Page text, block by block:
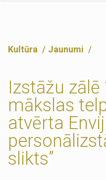
Kultūra Jaunumi
Izstāžu zālē
mākslas
atvērta
slikts”